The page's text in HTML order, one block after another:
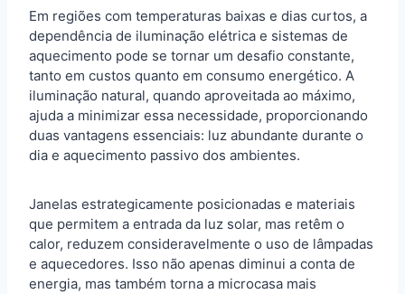
Em regiões com temperaturas baixas e dias curtos, a
dependência de iluminação elétrica e sistemas de
aquecimento pode se tornar um desafio constante,
tanto em custos quanto em consumo energético. A
iluminação natural, quando aproveitada ao máximo,
ajuda a minimizar essa necessidade, proporcionando
duas vantagens essenciais: luz abundante durante o
dia e aquecimento passivo dos ambientes.
Janelas estrategicamente posicionadas e materiais
que permitem a entrada da luz solar, mas retêm o
calor, reduzem consideravelmente o uso de lâmpadas
e aquecedores. Isso não apenas diminui a conta de
energia, mas também torna a microcasa mais